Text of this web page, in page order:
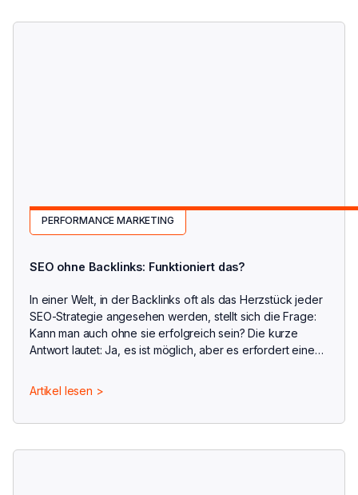
PERFORMANCE MARKETING
SEO ohne Backlinks: Funktioniert das?
In einer Welt, in der Backlinks oft als das Herzstück jeder
SEO-Strategie angesehen werden, stellt sich die Frage:
Kann man auch ohne sie erfolgreich sein? Die kurze
Antwort lautet: Ja, es ist möglich, aber es erfordert eine
Artikel lesen >